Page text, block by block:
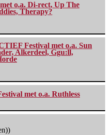
o.a. Di-rect, Up The
Therapy?
Festival met o.a. Sun
Alkerdeel, Ggu:ll,
met o.a. Ruthless